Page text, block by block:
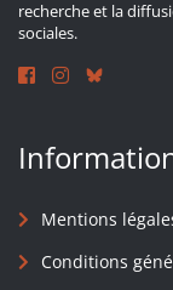
recherche et la
sociales.
Mentions
Conditions